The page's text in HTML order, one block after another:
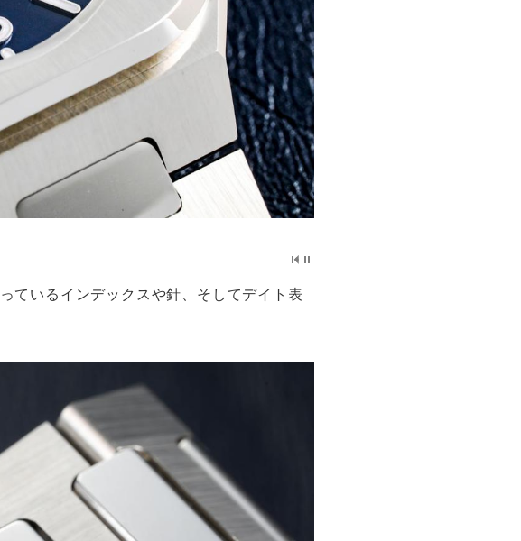
ているインデックスや針、そしてデイト表